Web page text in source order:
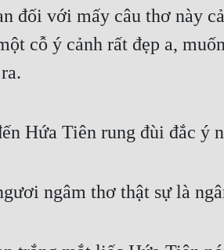
đối với mấy câu thơ này
cỗ ý cảnh rất đẹp a,
Hứa Tiên rung đùi đắc ý
ngâm thơ thật sự là